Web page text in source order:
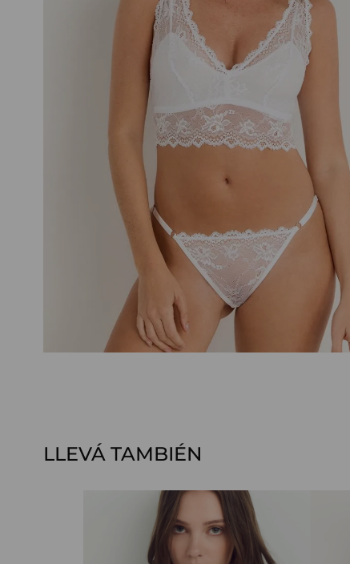
LLEVÁ TAMBIÉN